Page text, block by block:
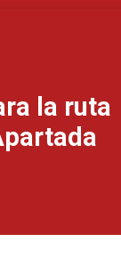
la ruta